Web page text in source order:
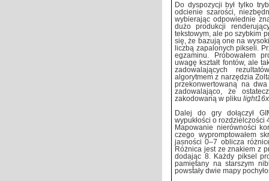
Do dyspozycji był tylko
odcienie szarości,
wybierając odpowiednie
dużo produkcji
tekstowym, ale po szybkim
się, że bazują one na
liczbą zapalonych pikseli.
egzaminu. Próbowałem
uwagę kształt fontów, ale
zadowalających
algorytmem z narzędzia
przekonwertowaną na
zadowalająco, że
zakodowaną w pliku
Dalej do gry dołączył
wypukłości o
Mapowanie nierówności
czego wypromptowałem
jasności 0–7 oblicza
Różnica jest ze znakiem z
dodając 8. Każdy piksel
pamiętany na starszym
powstały dwie mapy